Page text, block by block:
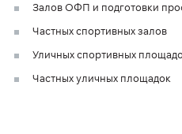
Залов ОФП и подготовки
Частных спортивных залов
Уличных спортивных
Частных уличных площадок